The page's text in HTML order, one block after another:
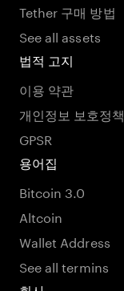
Tether 구매 방법
See all assets
법적 고지
이용 약관
개인정보 보호정책
GPSR
용어집
Bitcoin 3.0
Altcoin
Wallet Address
See all termins